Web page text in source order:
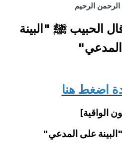
الرحيم
الحبيب ﷺ "البينة
اضغط هنا
الواقية]
على المدعي"